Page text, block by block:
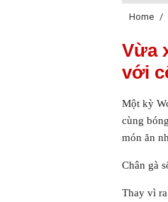
Home /
Vừa
với
Một kỳ
cùng
món ăn
Chân gà
Thay vì